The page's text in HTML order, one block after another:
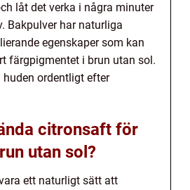
låt det verka i några minuter
Bakpulver har naturliga
egenskaper som kan
färgpigmentet i brun utan sol.
ordentligt efter
citronsaft för
utan sol?
ett naturligt sätt att